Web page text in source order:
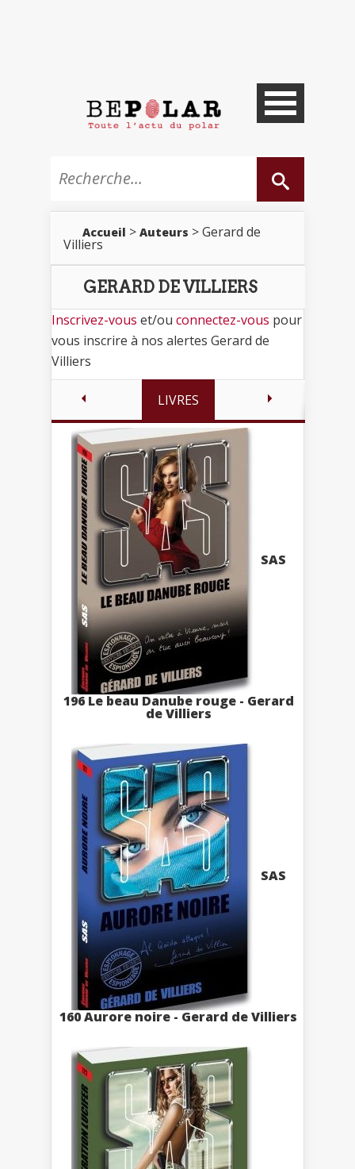
Accueil > Auteurs > Gerard de
Villiers
GERARD DE VILLIERS
Inscrivez-vous et/ou connectez-vous pour
vous inscrire à nos alertes Gerard de
Villiers
LIVRES
SAS
196 Le beau Danube rouge - Gerard
de Villiers
SAS
160 Aurore noire - Gerard de Villiers